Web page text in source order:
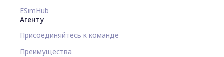
ESimHub
Агенту
Присоединяйтесь к команде
Преимущества